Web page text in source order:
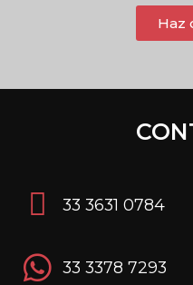
Haz
33 3631 0784
33 3378 7293